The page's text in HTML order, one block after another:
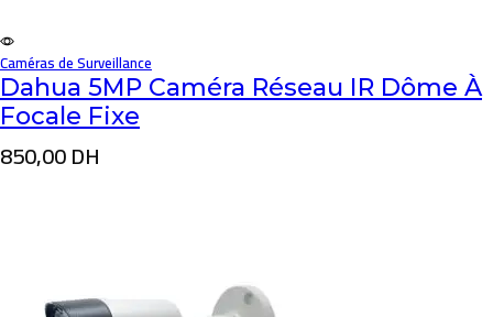
Caméras de Surveillance
Dahua 5MP Caméra Réseau IR Dôme À
Focale Fixe
850,00DH